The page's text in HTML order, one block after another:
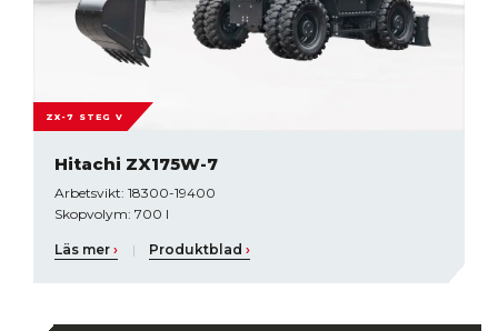
ZX-7 STEG V
Hitachi ZX175W-7
Arbetsvikt: 18300-19400
Skopvolym: 700 l
Läs mer › | Produktblad›